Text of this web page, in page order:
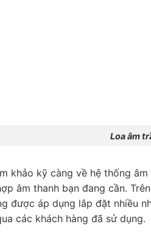
Loa âm
khảo kỹ càng về hệ thống
âm thanh bạn đang cần.
được áp dụng lắp đặt nhiều
các khách hàng đã sử dụng.